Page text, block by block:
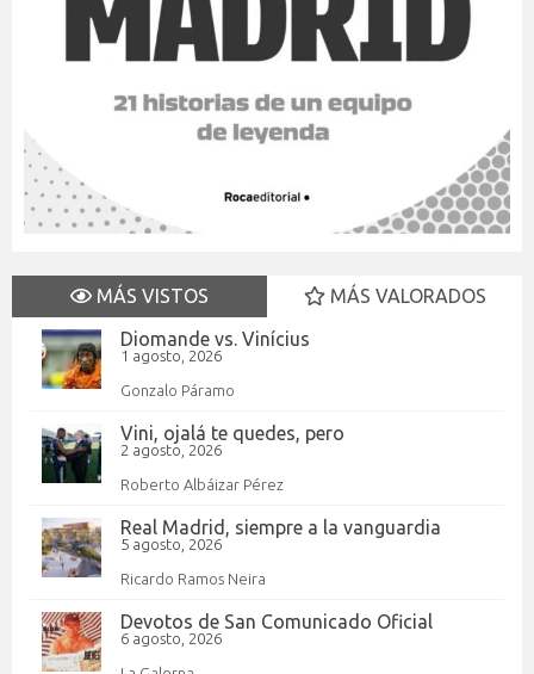
MÁS VISTOS
MÁS VALORADOS
Diomande vs. Vinícius
1 agosto, 2026
Gonzalo Páramo
Vini, ojalá te quedes, pero
2 agosto, 2026
Roberto Albáizar Pérez
Real Madrid, siempre a la vanguardia
5 agosto, 2026
Ricardo Ramos Neira
Devotos de San Comunicado Oficial
6 agosto, 2026